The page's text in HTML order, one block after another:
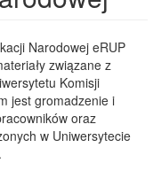
Narodowej eRUP
związane z
Komisji
jest gromadzenie i
oraz
w Uniwersytecie